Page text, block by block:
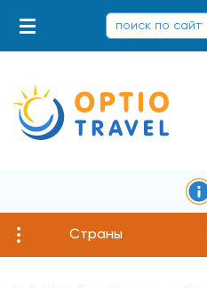
Страны